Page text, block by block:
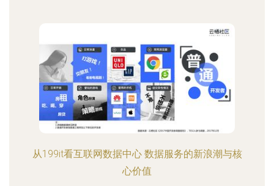
从199it看互联网数据中心 数据服务的新浪潮与核
心价值